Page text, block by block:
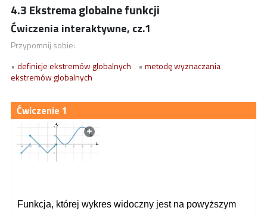
4.3 Ekstrema globalne funkcji
Ćwiczenia interaktywne, cz.1
Przypomnij sobie:
• definicje ekstremów globalnych • metodę wyznaczania
ekstremów globalnych
1